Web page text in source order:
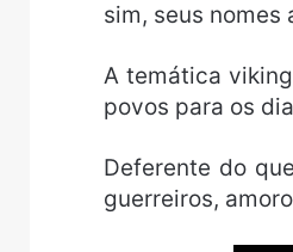
sim, seus nomes
A temática
povos para os
Deferente do
guerreiros,